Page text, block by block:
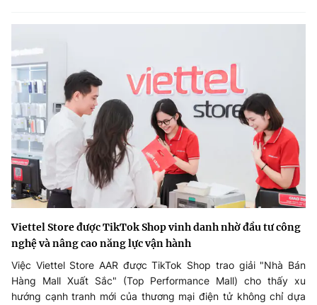
Viettel Store được TikTok Shop vinh danh nhờ đầu tư công
nghệ và nâng cao năng lực vận hành
Việc Viettel Store AAR được TikTok Shop trao giải "Nhà Bán
Hàng Mall Xuất Sắc" (Top Performance Mall) cho thấy xu
hướng cạnh tranh mới của thương mại điện tử không chỉ dựa